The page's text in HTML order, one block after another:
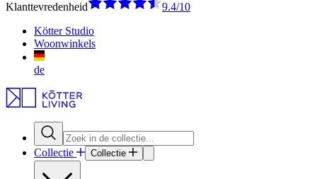
Klanttevredenheid
9.4/10
Kötter Studio
Woonwinkels
de
Collectie Collectie